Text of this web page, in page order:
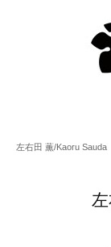
左右田 薫/Kaoru Sauda